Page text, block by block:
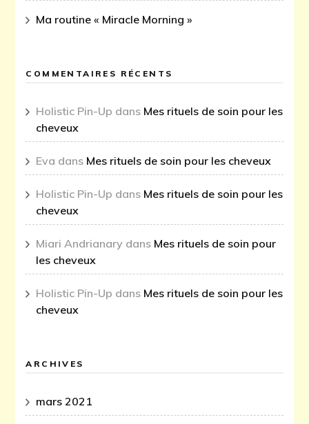
Ma routine « Miracle Morning »
COMMENTAIRES RÉCENTS
Holistic Pin-Up dans Mes rituels de soin pour les
cheveux
Eva dans Mes rituels de soin pour les cheveux
Holistic Pin-Up dans Mes rituels de soin pour les
cheveux
Miari Andrianary dans Mes rituels de soin pour
les cheveux
Holistic Pin-Up dans Mes rituels de soin pour les
cheveux
ARCHIVES
mars 2021